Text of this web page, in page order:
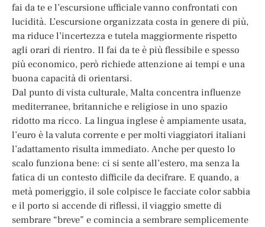
fai da te e l’escursione ufficiale vanno confrontati con
lucidità. L’escursione organizzata costa in genere di più,
ma riduce l’incertezza e tutela maggiormente rispetto
agli orari di rientro. Il fai da te è più flessibile e spesso
più economico, però richiede attenzione ai tempi e una
buona capacità di orientarsi.
Dal punto di vista culturale, Malta concentra influenze
mediterranee, britanniche e religiose in uno spazio
ridotto ma ricco. La lingua inglese è ampiamente usata,
l’euro è la valuta corrente e per molti viaggiatori italiani
l’adattamento risulta immediato. Anche per questo lo
scalo funziona bene: ci si sente all’estero, ma senza la
fatica di un contesto difficile da decifrare. E quando, a
metà pomeriggio, il sole colpisce le facciate color sabbia
e il porto si accende di riflessi, il viaggio smette di
sembrare “breve” e comincia a sembrare semplicemente